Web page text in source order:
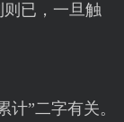
已，一旦触
”二字有关。